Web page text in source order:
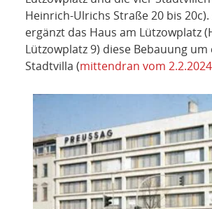
Heinrich-Ulrichs Straße 20 bis
ergänzt das Haus am Lützowplatz
Lützowplatz 9) diese Bebauung
Stadtvilla (mittendran vom 2.2.2024